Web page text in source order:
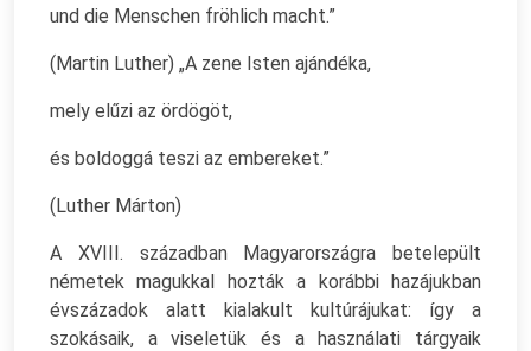
und die Menschen fröhlich macht.”
(Martin Luther) „A zene Isten ajándéka,
mely elűzi az ördögöt,
és boldoggá teszi az embereket.”
(Luther Márton)
A XVIII. században Magyarországra betelepült
németek magukkal hozták a korábbi hazájukban
évszázadok alatt kialakult kultúrájukat: így a
szokásaik, a viseletük és a használati tárgyaik